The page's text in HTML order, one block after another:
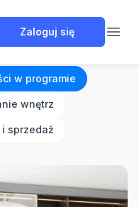
Zaloguj się
w programie
wnętrz
sprzedaż